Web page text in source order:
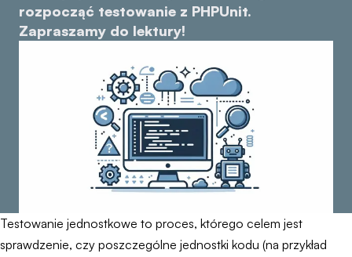
rozpocząć testowanie z PHPUnit.
Zapraszamy do lektury!
Testowanie jednostkowe to proces, którego celem jest
sprawdzenie, czy poszczególne jednostki kodu (na przykład